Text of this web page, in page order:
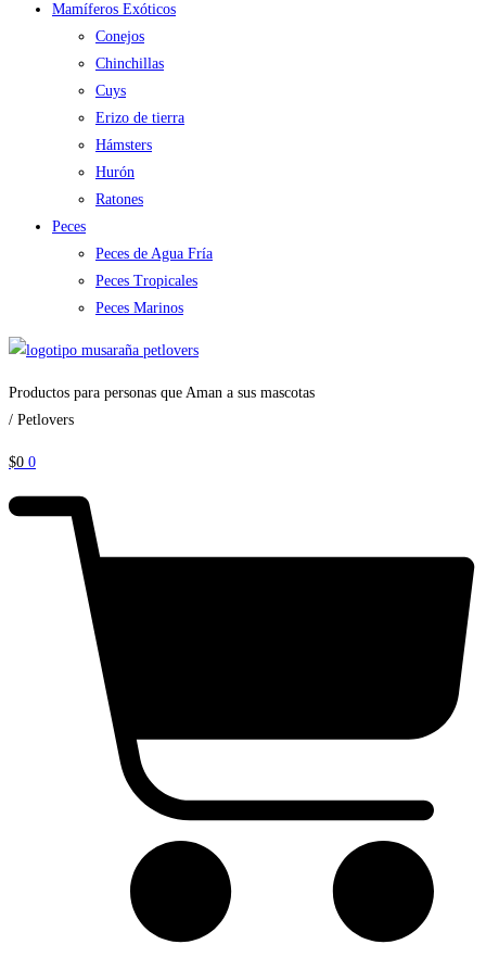
Mamíferos Exóticos
Conejos
Chinchillas
Cuys
Erizo de tierra
Hámsters
Hurón
Ratones
Peces
Peces de Agua Fría
Peces Tropicales
Peces Marinos
Productos para personas que Aman a sus mascotas
/ Petlovers
$0 0